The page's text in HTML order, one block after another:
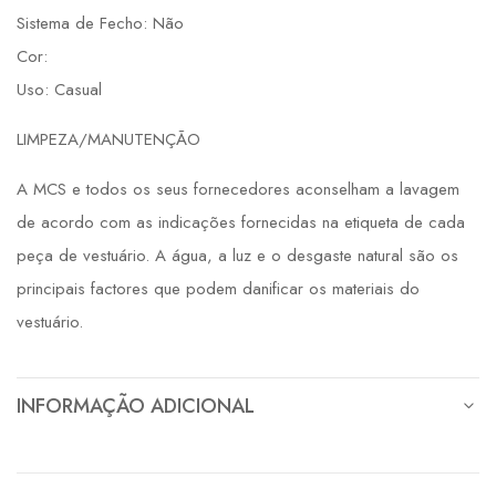
Sistema de Fecho: Não
Cor:
Uso: Casual
LIMPEZA/MANUTENÇÃO
A MCS e todos os seus fornecedores aconselham a lavagem
de acordo com as indicações fornecidas na etiqueta de cada
peça de vestuário. A água, a luz e o desgaste natural são os
principais factores que podem danificar os materiais do
vestuário.
INFORMAÇÃO ADICIONAL